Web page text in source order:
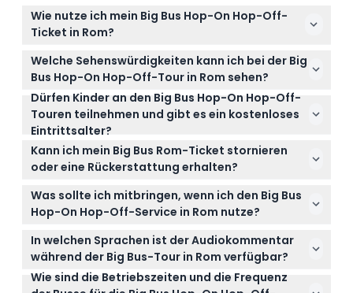
Wie nutze ich mein Big Bus Hop-On Hop-Off-
Ticket in Rom?
Ihr Ticket ist ab dem ersten Einsteigen in den Bus
für 24, 48 oder 72 Stunden gültig. Zeigen Sie
einfach Ihren Voucher an jeder Big Bus-Haltestelle,
steigen Sie frei ein und aus und wechseln Sie die
Routen jederzeit innerhalb der Gültigkeitsdauer
Ihres Tickets.
Welche Sehenswürdigkeiten kann ich bei der Big
Bus Hop-On Hop-Off-Tour in Rom sehen?
Sie kommen an berühmten Orten wie dem
Kolosseum, dem Vatikan, der Piazza Venezia und
der Spanischen Treppe vorbei und genießen dabei
die atemberaubende Aussicht vom offenen
Doppeldeckerbus.
Dürfen Kinder an den Big Bus Hop-On Hop-Off-
Touren teilnehmen und gibt es ein kostenloses
Eintrittsalter?
Ja! Kinder im Alter von 0-4 Jahren fahren kostenlos,
während Kinder von 0-15 Jahren von einem
zahlenden Erwachsenen begleitet werden müssen.
Jeder ab 16 Jahren benötigt ein Vollpreisticket.
Kann ich mein Big Bus Rom-Ticket stornieren
oder eine Rückerstattung erhalten?
Leider sind Tickets nicht erstattungsfähig und
können nicht storniert werden. Stellen Sie daher
sicher, dass Ihre Pläne vor der Buchung feststehen.
Was sollte ich mitbringen, wenn ich den Big Bus
Hop-On Hop-Off-Service in Rom nutze?
Bringen Sie Ihren Buchungsvoucher (ausgedruckt
oder auf dem Handy), bequeme Schuhe,
Sonnenschutz und eine Kamera mit, um die
fantastischen Ausblicke und Sehenswürdigkeiten
In welchen Sprachen ist der Audiokommentar
während der Big Bus-Tour in Rom verfügbar?
Der Audioguide ist in sieben Sprachen verfügbar,
Wie sind die Betriebszeiten und die Frequenz